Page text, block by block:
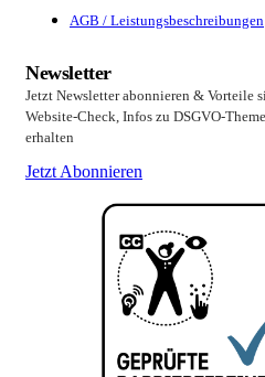
AGB / Leistungsbeschreibungen
Newsletter
Jetzt Newsletter abonnieren & Vorteile
Website-Check, Infos zu DSGVO-
erhalten
Jetzt Abonnieren